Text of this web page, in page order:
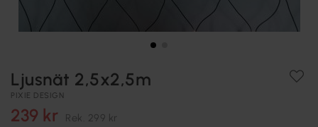
Ljusnät 2,5x2,5m
PIXIE DESIGN
239 kr Rek. 299 kr